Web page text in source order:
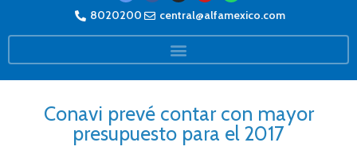
8020200 central@alfamexico.com
Conavi prevé contar con mayor
presupuesto para el 2017